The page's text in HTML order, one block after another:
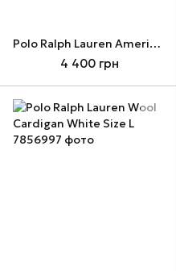
Polo Ralph Lauren American Flag Sweater
4 400 грн